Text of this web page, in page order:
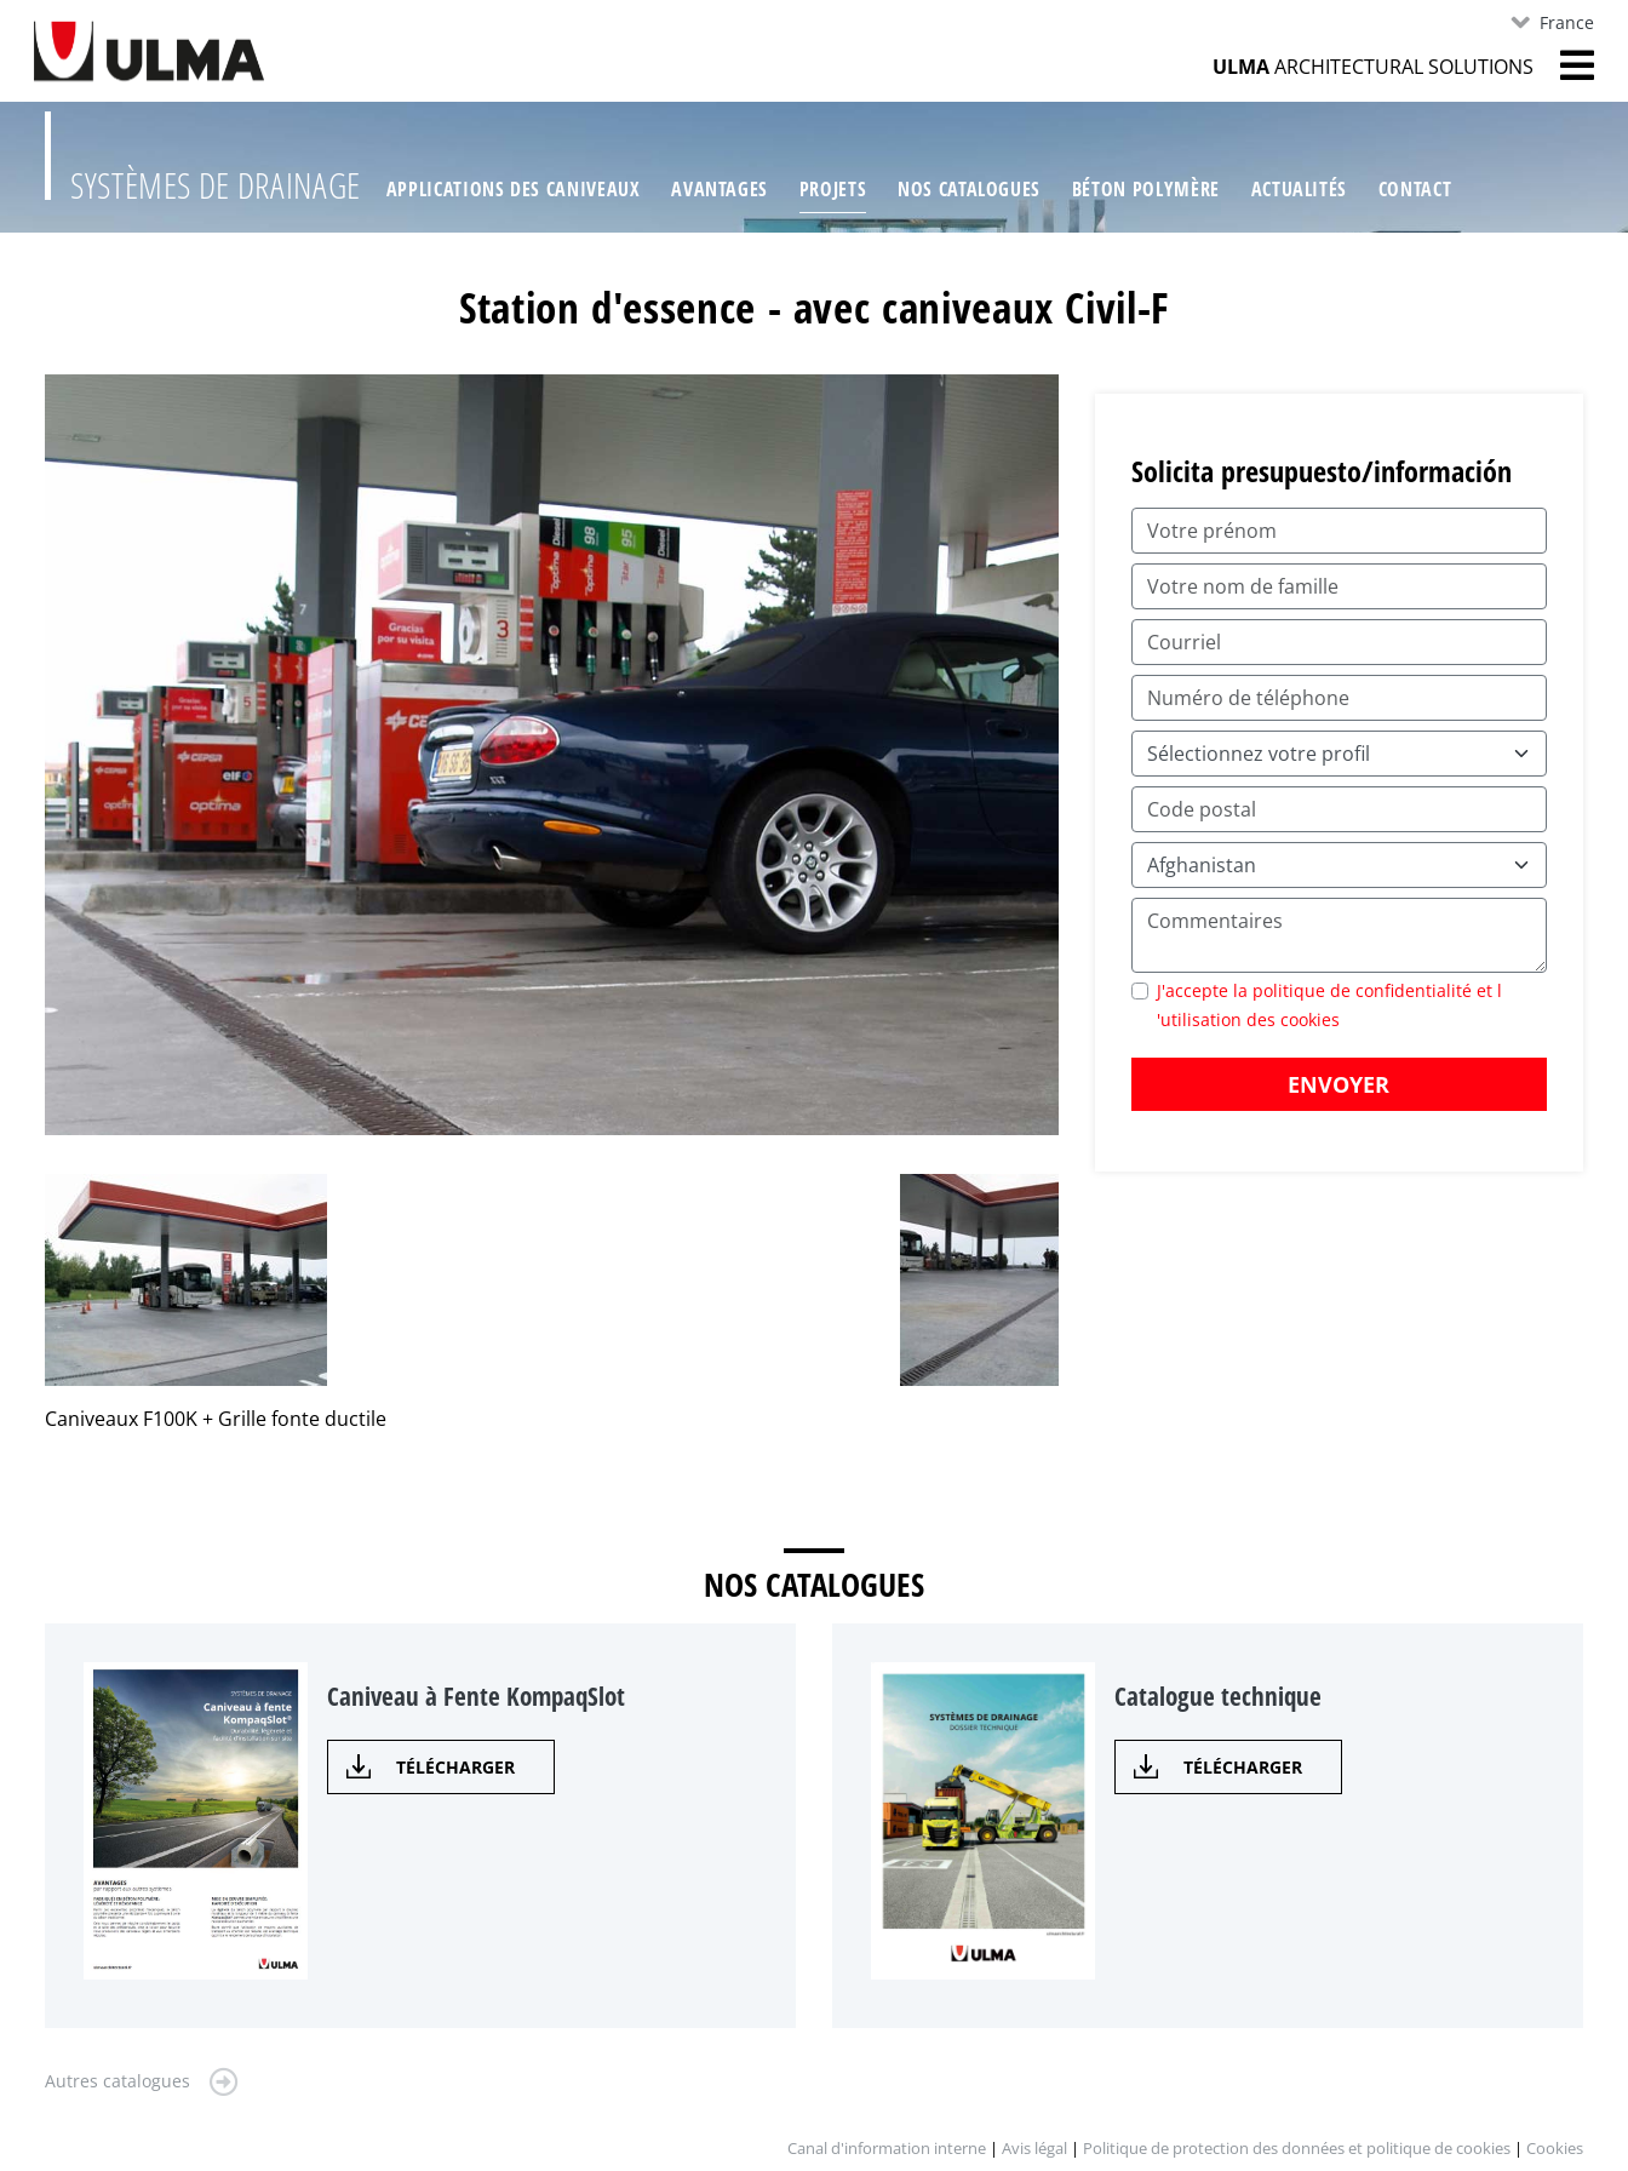
France
ULMAARCHITECTURAL SOLUTIONS
SYSTÈMES DE DRAINAGE APPLICATIONS DES CANIVEAUX AVANTAGES PROJETS NOS CATALOGUES BÉTON POLYMÈRE ACTUALITÉS CONTACT
Station d'essence - avec caniveaux Civil-F
Caniveaux F100K + Grille fonte ductile
Solicita presupuesto/información
J'accepte la politique de confidentialité et l
'utilisation des cookies
ENVOYER
NOS CATALOGUES
Caniveau à Fente KompaqSlot
TÉLÉCHARGER
Catalogue technique
TÉLÉCHARGER
Autres catalogues
Canal d'information interne | Avis légal | Politique de protection des données et politique de cookies | Cookies